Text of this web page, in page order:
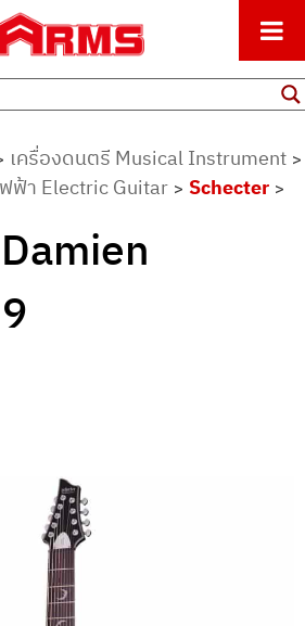
ด ตั้งแต่เริ่มต้นถึงมืออาชีพ
เครื่องดนตรี Musical Instrument >
ฟ้า Electric Guitar > Schecter >